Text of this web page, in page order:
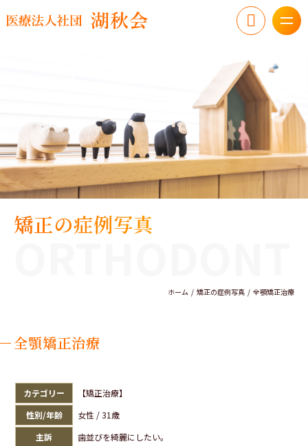
矯正の症例写真
ホーム 矯正の症例写真 全顎矯正治療
全顎矯正治療
カテゴリー
【矯正治療】
性別/年齢
女性 / 31歳
主訴
歯並びを綺麗にしたい。